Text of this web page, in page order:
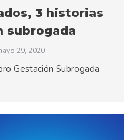
3 historias
subrogada
29, 2020
Gestación Subrogada